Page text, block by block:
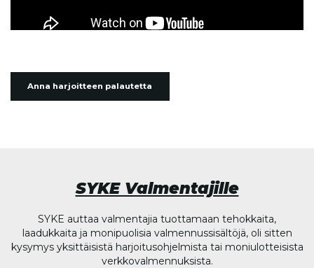
Anna harjoitteen palautetta
SYKE Valmentajille
SYKE auttaa valmentajia tuottamaan tehokkaita,
laadukkaita ja monipuolisia valmennussisältöjä, oli sitten
kysymys yksittäisistä harjoitusohjelmista tai moniulotteisista
verkkovalmennuksista.